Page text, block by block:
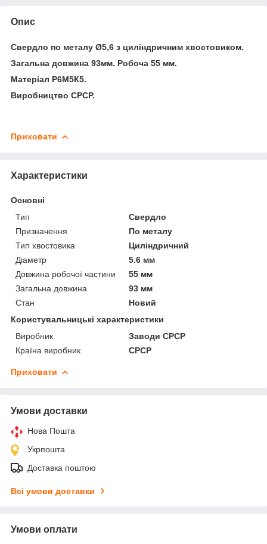
Опис
Свердло по металу Ø5,6 з циліндричним хвостовиком.
Загальна довжина 93мм. Робоча 55 мм.
Матеріал Р6М5К5.
Виробництво CРCР.
Приховати
Характеристики
Основні
Тип
Свердло
Призначення
По металу
Тип хвостовика
Циліндричний
Діаметр
5.6 мм
Довжина робочої частини
55 мм
Загальна довжина
93 мм
Стан
Новий
Користувальницькі характеристики
Виробник
Заводи СРСР
Країна виробник
СРСР
Приховати
Умови доставки
Нова Пошта
Укрпошта
Доставка поштою
Всі умови доставки
Умови оплати